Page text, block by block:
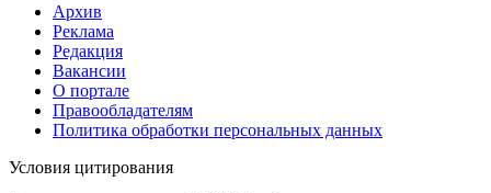
Архив
Реклама
Редакция
Вакансии
О портале
Правообладателям
Политика обработки персональных данных
Условия цитирования